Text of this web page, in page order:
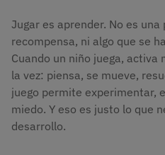
Jugar es aprender. No es
recompensa, ni algo que se
Cuando un niño juega, activa
la vez: piensa, se mueve,
juego permite experimentar,
miedo. Y eso es justo lo que
desarrollo.